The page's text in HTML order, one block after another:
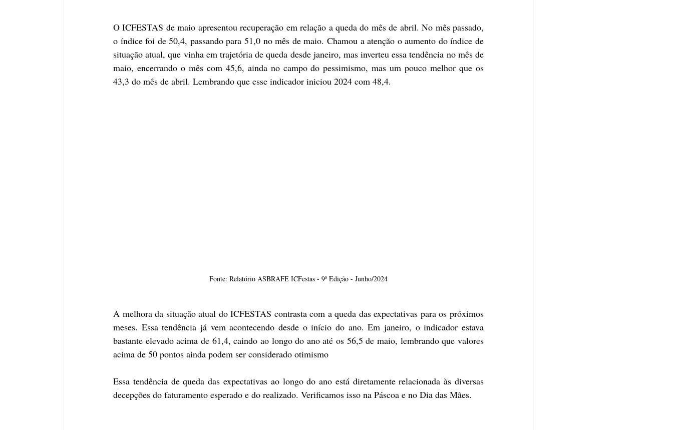
O ICFESTAS de maio apresentou recuperação em relação a queda do mês de abril. No mês passado,
o índice foi de 50,4, passando para 51,0 no mês de maio. Chamou a atenção o aumento do índice de
situação atual, que vinha em trajetória de queda desde janeiro, mas inverteu essa tendência no mês de
maio, encerrando o mês com 45,6, ainda no campo do pessimismo, mas um pouco melhor que os
43,3 do mês de abril. Lembrando que esse indicador iniciou 2024 com 48,4.
Fonte: Relatório ASBRAFE ICFestas - 9ª Edição - Junho/2024
A melhora da situação atual do ICFESTAS contrasta com a queda das expectativas para os próximos
meses. Essa tendência já vem acontecendo desde o início do ano. Em janeiro, o indicador estava
bastante elevado acima de 61,4, caindo ao longo do ano até os 56,5 de maio, lembrando que valores
acima de 50 pontos ainda podem ser considerado otimismo
Essa tendência de queda das expectativas ao longo do ano está diretamente relacionada às diversas
decepções do faturamento esperado e do realizado. Verificamos isso na Páscoa e no Dia das Mães.